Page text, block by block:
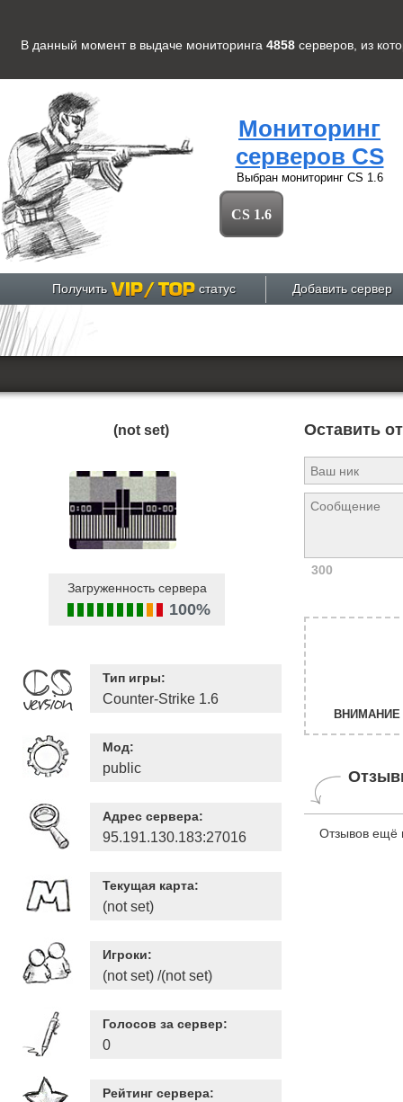
В данный момент в выдаче мониторинга 4858 серверов, из
Мониторинг
серверов CS
Выбран мониторинг CS 1.6
CS 1.6
Получить статус Добавить сервер
(not set)
Загруженность сервера
100%
Тип игры:
Counter-Strike 1.6
Мод:
public
Адрес сервера:
95.191.130.183:27016
Текущая карта:
(not set)
Игроки:
(not set) /(not set)
Голосов за сервер:
0
Рейтинг сервера:
Оставить
300
ВНИМАНИЕ
Отзывов ещё